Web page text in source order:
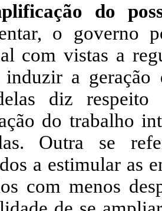
do
o governo
com vistas a
induzir a geração
diz
do trabalho
Outra se
a estimular as
com menos